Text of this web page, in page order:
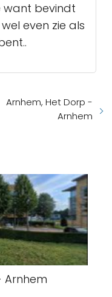
want bevindt
even zie als
Arnhem, Het Dorp -
Arnhem
Arnhem